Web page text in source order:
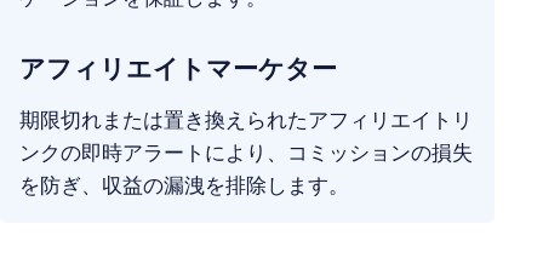
アフィリエイトマーケター
期限切れまたは置き換えられたアフィリエイトリ
ンクの即時アラートにより、コミッションの損失
を防ぎ、収益の漏洩を排除します。